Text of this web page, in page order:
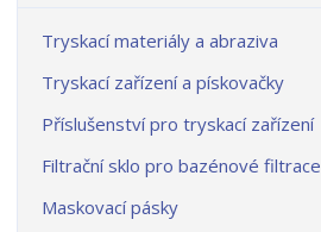
Tryskací materiály a abraziva
Tryskací zařízení a pískovačky
Příslušenství pro tryskací zařízení
Filtrační sklo pro bazénové filtrace
Maskovací pásky